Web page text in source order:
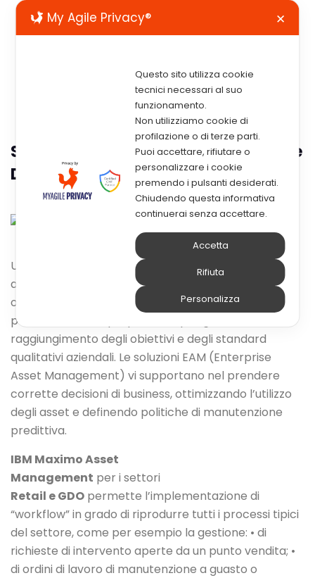
Scopri Come Ottimizzare La Gestione
Degli Asset Nei Tuoi Punti Vendita
Una corretta gestione degli assetpermette
all’azienda un adeguato bilanciamento tra costi,
opportunità e rischi a fronte di obiettivi di
performance dei propri asset, per garantire il
raggiungimento degli obiettivi e degli standard
qualitativi aziendali. Le soluzioni EAM (Enterprise
Asset Management) vi supportano nel prendere
corrette decisioni di business, ottimizzando l’utilizzo
degli asset e definendo politiche di manutenzione
predittiva.
IBM Maximo Asset
Management per i settori
Retail e GDO permette l’implementazione di
“workflow” in grado di riprodurre tutti i processi tipici
del settore, come per esempio la gestione: • di
richieste di intervento aperte da un punto vendita; •
di ordini di lavoro di manutenzione a guasto o
My Agile Privacy® ✕
Questo sito utilizza cookie
tecnici necessari al suo
funzionamento.
Non utilizziamo cookie di
profilazione o di terze parti.
Puoi accettare, rifiutare o
personalizzare i cookie
premendo i pulsanti desiderati.
Chiudendo questa informativa
continuerai senza accettare.
Accetta
Rifiuta
Personalizza